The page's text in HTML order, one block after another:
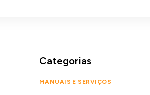
Categorias
MANUAIS E SERVIÇOS